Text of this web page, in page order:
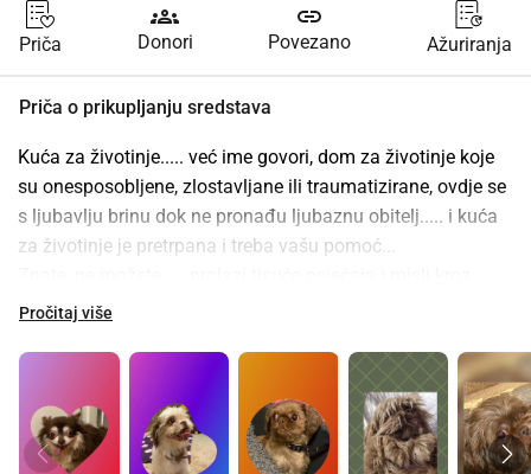
Priča
groups
Donori
link
Povezano Ažuriranja
Priča o prikupljanju sredstava
Kuća za životinje..... već ime govori, dom za životinje koje
su onesposobljene, zlostavljane ili traumatizirane, ovdje se
s ljubavlju brinu dok ne pronađu ljubaznu obitelj..... i kuća
za životinje je pretrpana i treba vašu pomoć...
vas.... Okrenuti glavu? Prepustiti im svojoj sudbini?.....
pse na milost i nemilost.... Ali onda..... mjesto? Stvaramo
ga, ali tu dolaze troškovi.... Novca koji nema.....
Dragi ljudi, pogledajte web stranicu Kuće za životinje, ne
okrećite glavu..... učinite ono što Suus radi i pomozite!!!!
Pročitaj više